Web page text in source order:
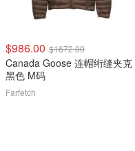
$986.00 $1672.00
Canada Goose 连帽绗缝夹克
黑色 M码
Farfetch